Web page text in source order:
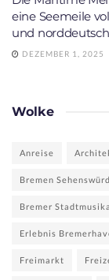
eine Seemeile
und
DEZEMBER 1, 2025
Wolke
Anreise
Bremen
Bremer
Erlebnis
Freimarkt